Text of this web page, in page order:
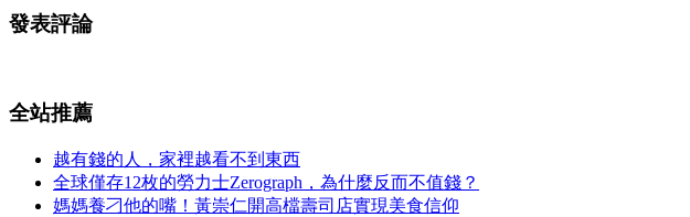
發表評論
全站推薦
越有錢的人，家裡越看不到東西
全球僅存12枚的勞力士Zerograph，為什麼反而不值錢？
媽媽養刁他的嘴！黃崇仁開高檔壽司店實現美食信仰